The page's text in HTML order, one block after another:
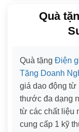
Quà
Quà tặng Điện
Tặng Doanh
giá dao động từ
thước đa dạng
từ các chất liệu
cung cấp 1 kỹ